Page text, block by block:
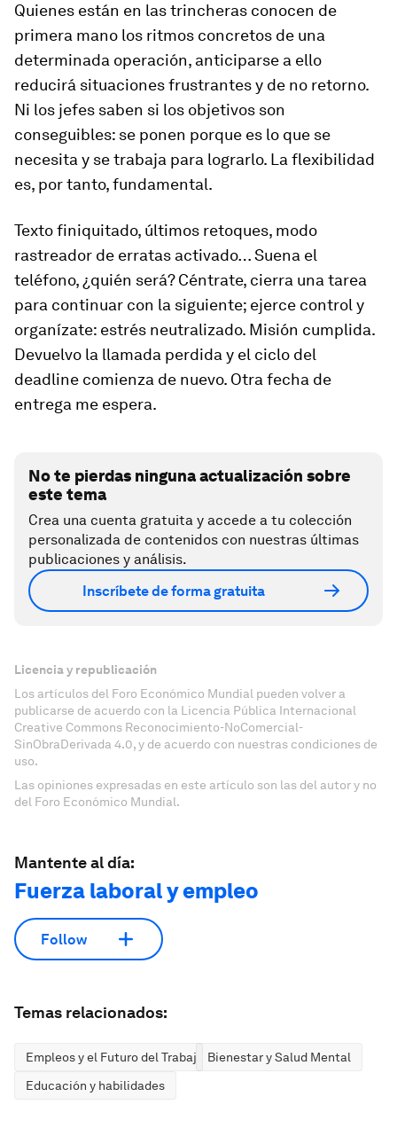
Quienes están en las trincheras conocen de
primera mano los ritmos concretos de una
determinada operación, anticiparse a ello
reducirá situaciones frustrantes y de no retorno.
Ni los jefes saben si los objetivos son
conseguibles: se ponen porque es lo que se
necesita y se trabaja para lograrlo. La flexibilidad
es, por tanto, fundamental.
Texto finiquitado, últimos retoques, modo
rastreador de erratas activado… Suena el
teléfono, ¿quién será? Céntrate, cierra una tarea
para continuar con la siguiente; ejerce control y
organízate: estrés neutralizado. Misión cumplida.
Devuelvo la llamada perdida y el ciclo del
deadline comienza de nuevo. Otra fecha de
entrega me espera.
No te pierdas ninguna actualización sobre
este tema
Crea una cuenta gratuita y accede a tu colección
personalizada de contenidos con nuestras últimas
publicaciones y análisis.
Inscríbete de forma gratuita
Licencia y republicación
Los artículos del Foro Económico Mundial pueden volver a
publicarse de acuerdo con la Licencia Pública Internacional
Creative Commons Reconocimiento-NoComercial-
SinObraDerivada 4.0, y de acuerdo con nuestras condiciones de
uso.
Las opiniones expresadas en este artículo son las del autor y no
del Foro Económico Mundial.
Mantente al día:
Fuerza laboral y empleo
Follow
Temas relacionados:
Empleos y el Futuro del Trabajo
Bienestar y Salud Mental
Educación y habilidades